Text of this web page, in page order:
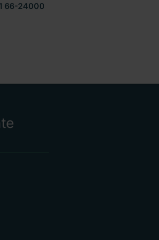
66-24000